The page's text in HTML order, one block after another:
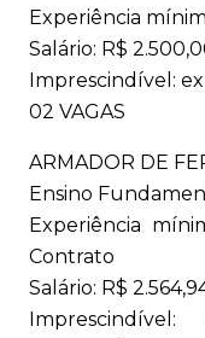
Experiência
Salário: R$
Imprescindível:
02 VAGAS
ARMADOR DE
Ensino
Experiência
Contrato
Salário: R$